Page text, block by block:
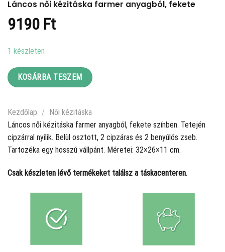
Láncos női kézitáska farmer anyagból, fekete
9190 Ft
1 készleten
KOSÁRBA TESZEM
Kezdőlap /
Női kézitáska
Láncos női kézitáska farmer anyagból, fekete színben. Tetején
cipzárral nyílik. Belül osztott, 2 cipzáras és 2 benyúlós zseb.
Tartozéka egy hosszú vállpánt. Méretei: 32×26×11 cm.
Csak készleten lévő termékeket találsz a táskacenteren.